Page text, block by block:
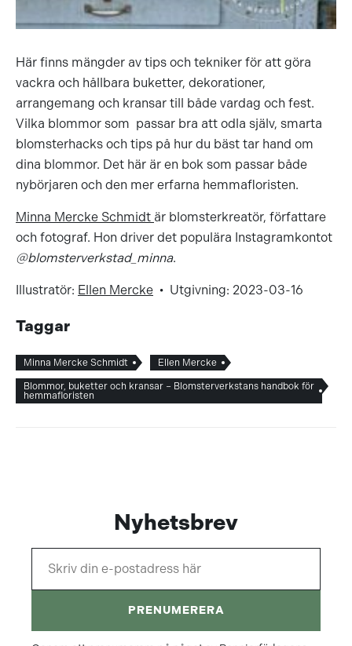
Här finns mängder av tips och tekniker för att göra
vackra och hållbara buketter, dekorationer,
arrangemang och kransar till både vardag och fest.
Vilka blommor som passar bra att odla själv, smarta
blomsterhacks och tips på hur du bäst tar hand om
dina blommor. Det här är en bok som passar både
nybörjaren och den mer erfarna hemmafloristen.
Minna Mercke Schmidt är blomsterkreatör, författare
och fotograf. Hon driver det populära Instagramkontot
@blomsterverkstad_minna.
Illustratör: Ellen Mercke • Utgivning: 2023-03-16
Taggar
Minna Mercke Schmidt Ellen Mercke
Blommor, buketter och kransar – Blomsterverkstans handbok för
hemmafloristen
Nyhetsbrev
PRENUMERERA